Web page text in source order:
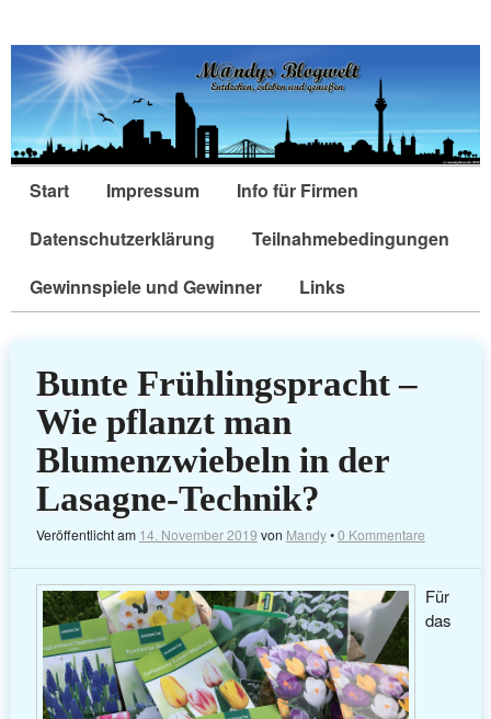
Start Impressum
Info für Firmen
Datenschutzerklärung
Teilnahmebedingungen
Gewinnspiele und Gewinner
Links
Bunte Frühlingspracht –
Wie pflanzt man
Blumenzwiebeln in der
Lasagne-Technik?
Veröffentlicht am 14. November 2019 von Mandy•0 Kommentare
Für
das